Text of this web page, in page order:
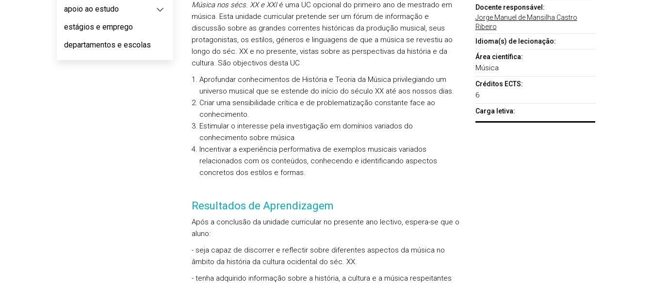
apoio ao estudo
estágios e emprego
departamentos e escolas
Música nos sécs. XX e XXI é uma UC opcional do primeiro ano de mestrado em
música. Esta unidade curricular pretende ser um fórum de informação e
discussão sobre as grandes correntes históricas da produção musical, seus
protagonistas, os estilos, géneros e linguagens de que a música se revestiu ao
longo do séc. XX e no presente, vistas sobre as perspectivas da história e da
cultura. São objectivos desta UC
Aprofundar conhecimentos de História e Teoria da Música privilegiando um
universo musical que se estende do início do século XX até aos nossos dias.
Criar uma sensibilidade crítica e de problematização constante face ao
conhecimento.
Estimular o interesse pela investigação em domínios variados do
conhecimento sobre música
Incentivar a experiência performativa de exemplos musicais variados
relacionados com os conteúdos, conhecendo e identificando aspectos
concretos dos estilos e formas.
Resultados de Aprendizagem
Após a conclusão da unidade curricular no presente ano lectivo, espera-se que o
aluno:
- seja capaz de discorrer e reflectir sobre diferentes aspectos da música no
âmbito da história da cultura ocidental do séc. XX.
- tenha adquirido informação sobre a história, a cultura e a música respeitantes
Docente responsável:
Jorge Manuel de Mansilha Castro
Ribeiro
Idioma(s) de lecionação:
Área científica:
Música
Créditos ECTS:
6
Carga letiva: